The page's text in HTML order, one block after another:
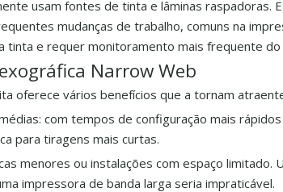
usam fontes de tinta e lâminas raspadoras.
mudanças de trabalho, comuns na
tinta e requer monitoramento mais frequente
Narrow Web
oferece vários benefícios que a tornam
com tempos de configuração mais
para tiragens mais curtas.
menores ou instalações com espaço
impressora de banda larga seria impraticável.